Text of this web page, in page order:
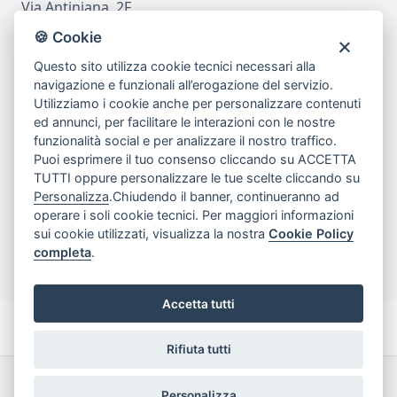
Via Antiniana, 2F
80078 Pozzuoli
tel081.7515380
emailinfo@edicomm.it
Assistenza Clienti
Chi siamo
My Account
Dichiarazione di accessibilità Termini e Condizioni
🍪 Cookie
Questo sito utilizza cookie tecnici necessari alla
navigazione e funzionali all’erogazione del servizio.
Utilizziamo i cookie anche per personalizzare contenuti
ed annunci, per facilitare le interazioni con le nostre
funzionalità social e per analizzare il nostro traffico.
Puoi esprimere il tuo consenso cliccando su ACCETTA
TUTTI oppure personalizzare le tue scelte cliccando su
Personalizza.Chiudendo il banner, continueranno ad
operare i soli cookie tecnici. Per maggiori informazioni
sui cookie utilizzati, visualizza la nostraCookie Policy
completa.
Accetta tutti
Rifiuta tutti